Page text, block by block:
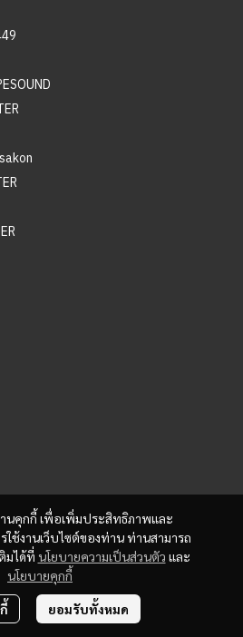
านคุกกี้ เพื่อเพิ่มประสิทธิภาพและ
ช้งานเว็บไซต์ของท่าน ท่านสามารถ
มได้ที่ นโยบายความเป็นส่วนตัว และ
นโยบายคุกกี้
ยอมรับทั้งหมด